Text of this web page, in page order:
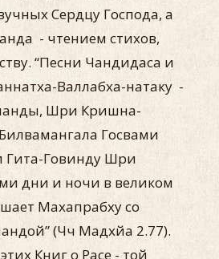
Сердцу Господа, а
- чтением стихов,
“Песни Чандидаса и
Валлабха-натаку -
Шри Кришна-
Госвами
Говинду Шри
дни и ночи в великом
Махапрабху со
(Чч Мадхйа 2.77).
Книг о Расе - той